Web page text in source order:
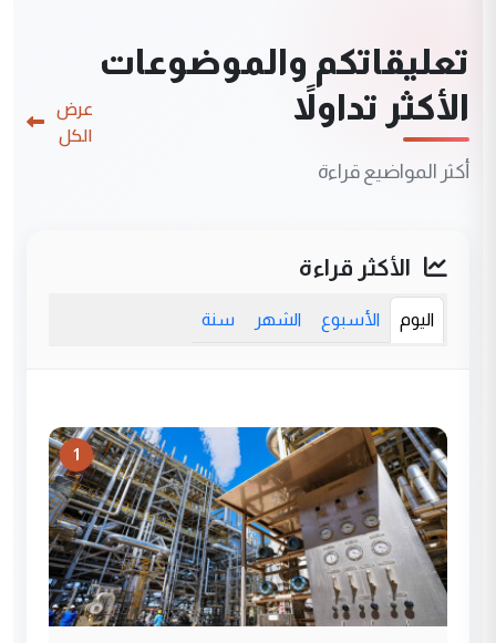
تعليقاتكم والموضوعات
الأكثر تداولاً
أكثر المواضيع قراءة
عرض
الكل
الأكثر قراءة
اليوم الأسبوع الشهر سنة
1